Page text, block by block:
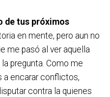
de tus próximos
en mente, pero aun no
me pasó al ver aquella
pregunta. Como me
a encarar conflictos,
contra la quienes